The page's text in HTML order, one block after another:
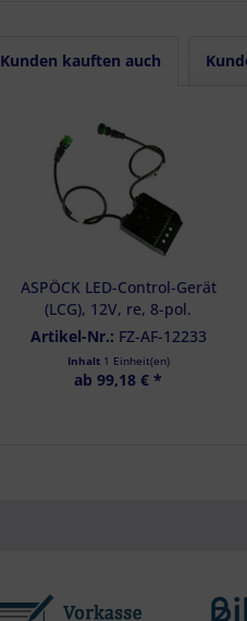
Kunden kauften auch
ASPÖCK LED-Control-Gerät
(LCG), 12V, re, 8-pol.
Bajonett, je 0,85m - 75-0353-
007
Artikel-Nr.: FZ-AF-12233
Inhalt 1 Einheit(en)
ab 99,18 € *